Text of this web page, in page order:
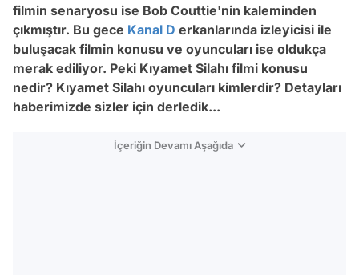
filmin senaryosu ise Bob Couttie'nin kaleminden
çıkmıştır. Bu gece Kanal D erkanlarında izleyicisi ile
buluşacak filmin konusu ve oyuncuları ise oldukça
merak ediliyor. Peki Kıyamet Silahı filmi konusu
nedir? Kıyamet Silahı oyuncuları kimlerdir? Detayları
haberimizde sizler için derledik...
İçeriğin Devamı Aşağıda